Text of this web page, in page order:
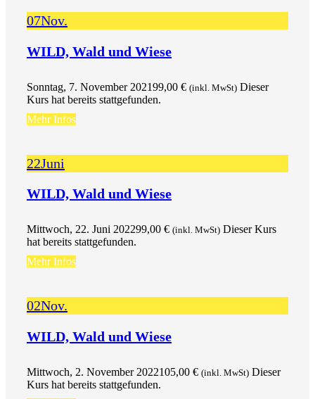
07Nov.
WILD, Wald und Wiese
Sonntag, 7. November 202199,00 € (inkl. MwSt) Dieser
Kurs hat bereits stattgefunden.
Mehr Infos
22Juni
WILD, Wald und Wiese
Mittwoch, 22. Juni 202299,00 € (inkl. MwSt) Dieser Kurs
hat bereits stattgefunden.
Mehr Infos
02Nov.
WILD, Wald und Wiese
Mittwoch, 2. November 2022105,00 € (inkl. MwSt) Dieser
Kurs hat bereits stattgefunden.